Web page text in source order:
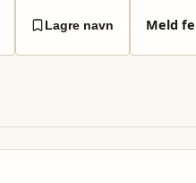
Lagre navn Meld